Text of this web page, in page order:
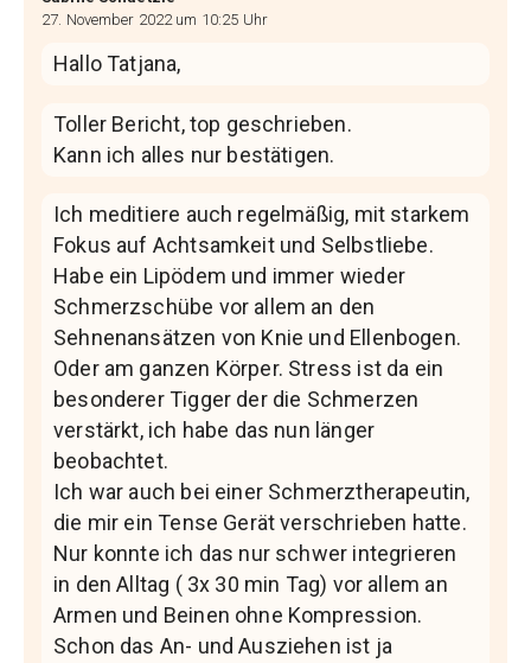
27. November 2022 um 10:25 Uhr
Hallo Tatjana,
Toller Bericht, top geschrieben.
Kann ich alles nur bestätigen.
Ich meditiere auch regelmäßig, mit starkem
Fokus auf Achtsamkeit und Selbstliebe.
Habe ein Lipödem und immer wieder
Schmerzschübe vor allem an den
Sehnenansätzen von Knie und Ellenbogen.
Oder am ganzen Körper. Stress ist da ein
besonderer Tigger der die Schmerzen
verstärkt, ich habe das nun länger
beobachtet.
Ich war auch bei einer Schmerztherapeutin,
die mir ein Tense Gerät verschrieben hatte.
Nur konnte ich das nur schwer integrieren
in den Alltag ( 3x 30 min Tag) vor allem an
Armen und Beinen ohne Kompression.
Schon das An- und Ausziehen ist ja